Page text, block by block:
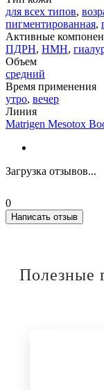
для всех типов,
пигментированная,
Активные
ПДРН, НМН,
Объем
средний
Время применения
утро, вечер
Линия
Matrigen Mesotox
Загрузка отзывов...
0
Написать отзыв
Полезные